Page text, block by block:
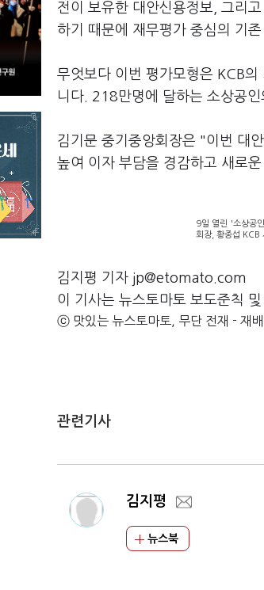
전이 보유한 대안신용정보, 그리
하기 때문에 재무평가 중심의 기
무엇보다 이번 평가모형은 KCB
니다. 218만명에 달하는 소상공
김기문 중기중앙회장은 "이번 대
높여 이자 부담을 경감하고 새로
9일 열린 '소상공
회장, 황종섭 KCB
김지평 기자 jp@etomato.com
이 기사는 뉴스토마토 보도준칙
ⓒ 맛있는 뉴스토마토, 무단 전재 - 재배
관련기사
김지평
뉴스북